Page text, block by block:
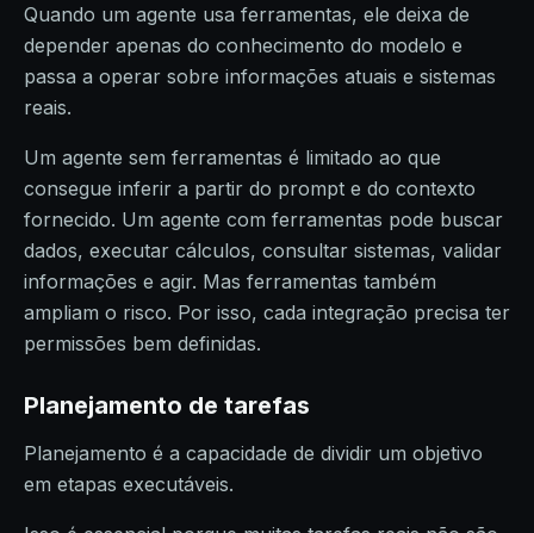
Quando um agente usa ferramentas, ele deixa de
depender apenas do conhecimento do modelo e
passa a operar sobre informações atuais e sistemas
reais.
Um agente sem ferramentas é limitado ao que
consegue inferir a partir do prompt e do contexto
fornecido. Um agente com ferramentas pode buscar
dados, executar cálculos, consultar sistemas, validar
informações e agir. Mas ferramentas também
ampliam o risco. Por isso, cada integração precisa ter
permissões bem definidas.
Planejamento de tarefas
Planejamento é a capacidade de dividir um objetivo
em etapas executáveis.